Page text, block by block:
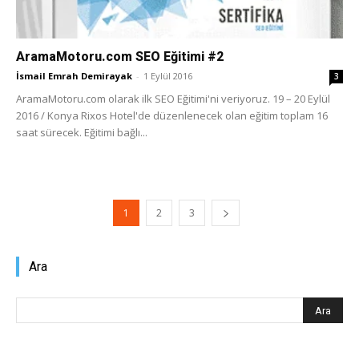
AramaMotoru.com SEO Eğitimi #2
İsmail Emrah Demirayak - 1 Eylül 2016 3
AramaMotoru.com olarak ilk SEO Eğitimi'ni veriyoruz. 19 – 20 Eylül
2016 / Konya Rixos Hotel'de düzenlenecek olan eğitim toplam 16
saat sürecek. Eğitimi bağlı...
1 2 3
Ara